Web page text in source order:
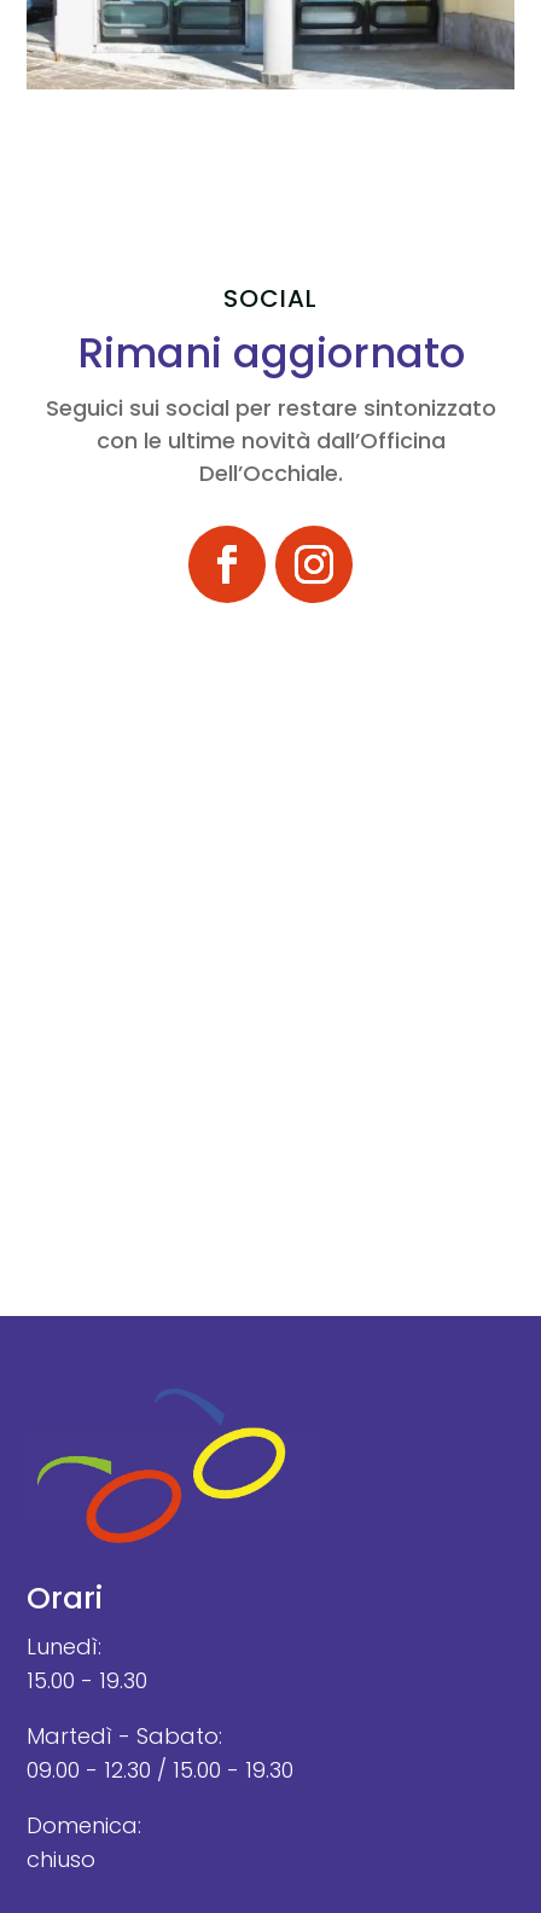
SOCIAL
Rimani aggiornato
Seguici sui social per restare sintonizzato
con le ultime novità dall’Officina
Dell’Occhiale.
Orari
Lunedì:
15.00 - 19.30
Martedì - Sabato:
09.00 - 12.30 / 15.00 - 19.30
Domenica:
chiuso